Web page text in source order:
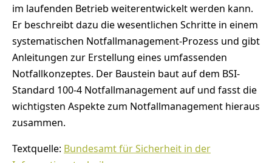
im laufenden Betrieb weiterentwickelt werden kann.
Er beschreibt dazu die wesentlichen Schritte in einem
systematischen Notfallmanagement-Prozess und gibt
Anleitungen zur Erstellung eines umfassenden
Notfallkonzeptes. Der Baustein baut auf dem BSI-
Standard 100-4 Notfallmanagement auf und fasst die
wichtigsten Aspekte zum Notfallmanagement hieraus
zusammen.
Textquelle: Bundesamt für Sicherheit in der